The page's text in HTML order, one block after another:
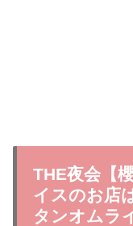
THE夜会【
イスのお店
タンオムラ